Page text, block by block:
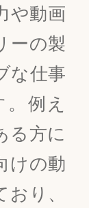
や動画
ーの製
な仕事
例え
る方に
けの動
り、